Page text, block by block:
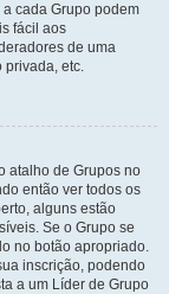
cada Grupo podem
fácil aos
de uma
privada, etc.
atalho de Grupos no
então ver todos os
alguns estão
Se o Grupo se
no botão apropriado.
inscrição, podendo
a um Líder de Grupo